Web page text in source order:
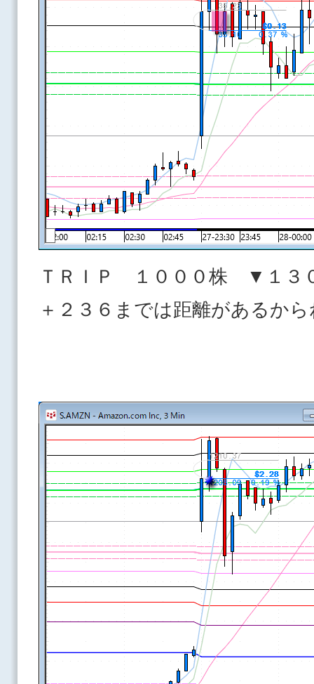
ＴＲＩＰ １０００株 ▼１３
＋２３６までは距離があるか